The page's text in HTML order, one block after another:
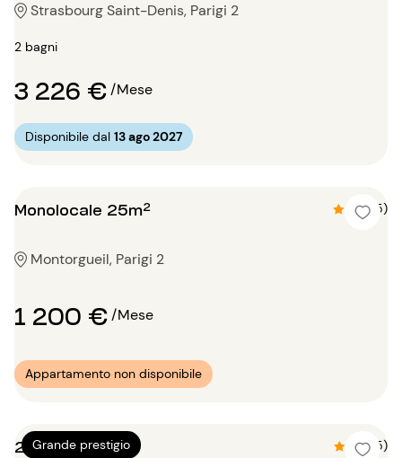
Strasbourg Saint-Denis, Parigi 2
2 bagni
3 226 €/Mese
Disponibile dal 13 ago 2027
Monolocale 25m² 4.6 (5)
Montorgueil, Parigi 2
1 200 €/Mese
Appartamento non disponibile
Grande prestigio
2 locali 125m² 4.2 (5)